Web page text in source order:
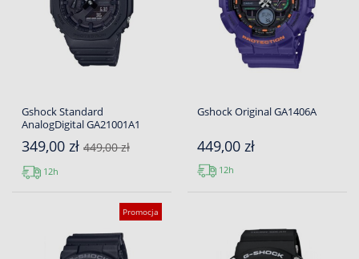
Gshock Standard
AnalogDigital GA21001A1
349,00 zł 449,00 zł
12h
Gshock Original GA1406A
449,00 zł
12h
Promocja